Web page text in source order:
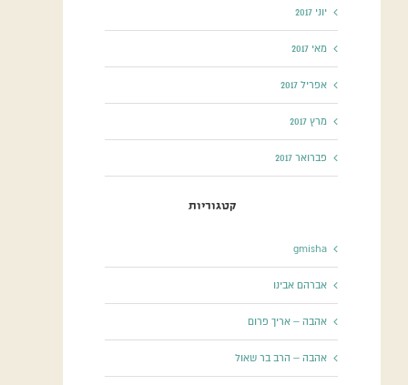
יוני 2017
מאי 2017
אפריל 2017
מרץ 2017
פברואר 2017
קטגוריות
gmisha
אברהם אבינו
אהבה – אריך פרום
אהבה – הרב בר שאול